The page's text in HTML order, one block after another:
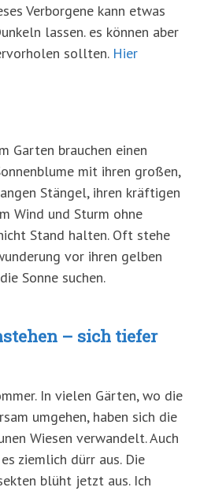
Verborgene kann etwas
lassen. es können aber
sollten. Hier
Garten brauchen einen
mit ihren großen,
Stängel, ihren kräftigen
Wind und Sturm ohne
Stand halten. Oft stehe
vor ihren gelben
Sonne suchen.
– sich tiefer
In vielen Gärten, wo die
umgehen, haben sich die
Wiesen verwandelt. Auch
ziemlich dürr aus. Die
blüht jetzt aus. Ich